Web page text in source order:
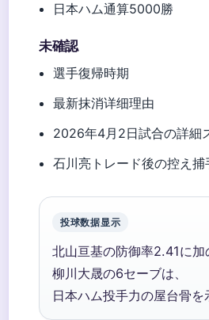
日本ハム通算5000勝
未確認
選手復帰時期
最新抹消详细理由
2026年4月2日試合の詳細
石川亮トレード後の控え捕
投球数据显示
北山亘基の防御率2.41に加
柳川大晟の6セーブは、
日本ハム投手力の屋台骨を